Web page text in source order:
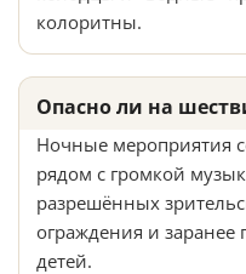
колоритны.
Опасно ли на
Ночные мероприятия
рядом с громкой
разрешённых
ограждения и заранее
детей.